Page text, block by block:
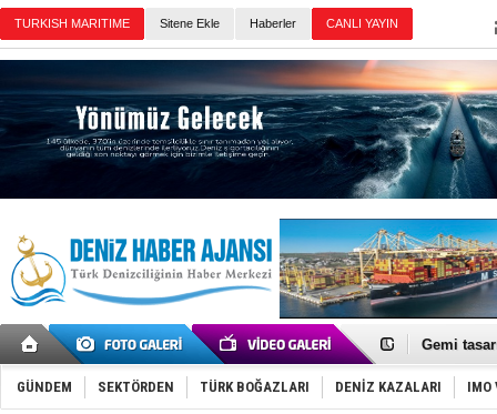
Sitene Ekle Haberler
İran
Gemi
Makine
Dron
'REGAL 1'
GÜNDEM SEKTÖRDEN TÜRK BOĞAZLARI DENİZ KAZALARI IMO